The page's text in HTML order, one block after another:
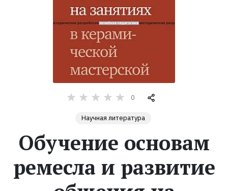
обсуждаемые
Экранизации
Коллекции
0
Научная литература
Обучение основам
ремесла и развитие